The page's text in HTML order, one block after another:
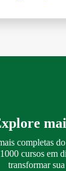
completas
cursos em
transformar